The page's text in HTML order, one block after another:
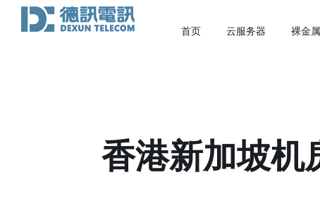
首页 云服务器 裸金属
香港新加坡机